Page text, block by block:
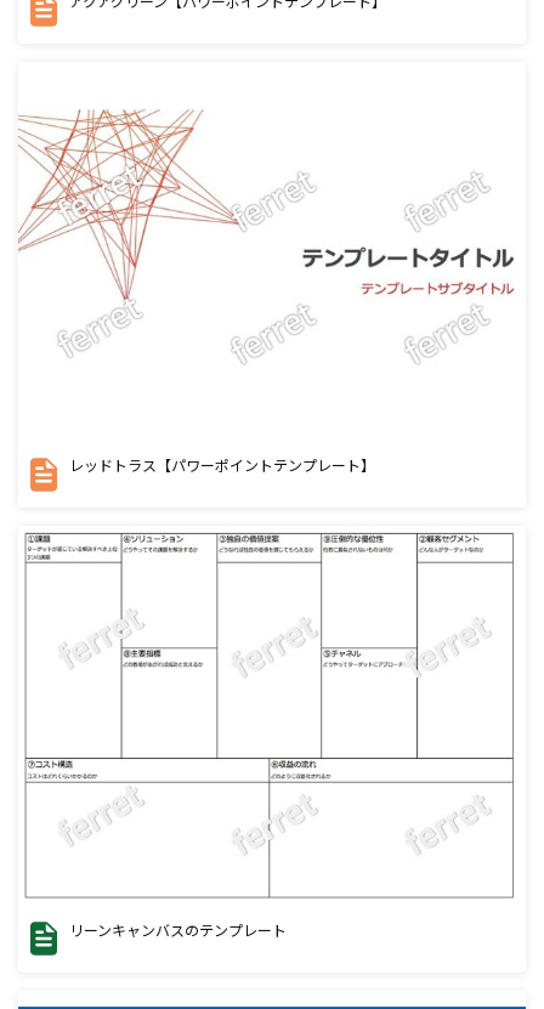
レッドトラス【パワーポイントテンプレート】
リーンキャンバスのテンプレート